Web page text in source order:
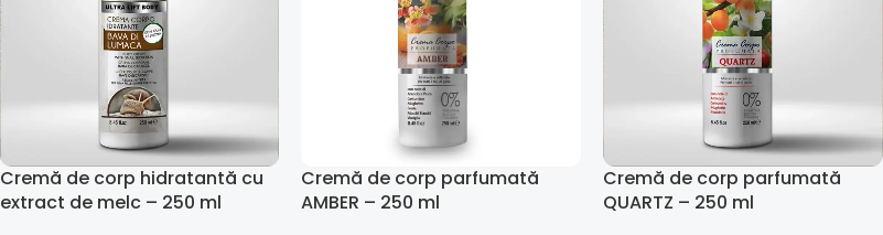
Cremă de corp hidratantă cu
extract de melc – 250 ml
Cremă de corp parfumată
AMBER – 250 ml
Cremă de corp parfumată
QUARTZ – 250 ml